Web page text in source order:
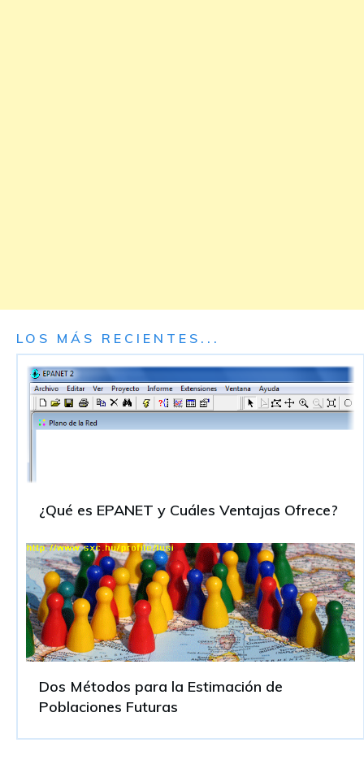
LOS MÁS RECIENTES...
¿Qué es EPANET y Cuáles Ventajas Ofrece?
Dos Métodos para la Estimación de
Poblaciones Futuras